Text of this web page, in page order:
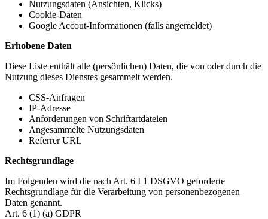
Nutzungsdaten (Ansichten, Klicks)
Cookie-Daten
Google Accout-Informationen (falls angemeldet)
Erhobene Daten
Diese Liste enthält alle (persönlichen) Daten, die von oder durch die
Nutzung dieses Dienstes gesammelt werden.
CSS-Anfragen
IP-Adresse
Anforderungen von Schriftartdateien
Angesammelte Nutzungsdaten
Referrer URL
Rechtsgrundlage
Im Folgenden wird die nach Art. 6 I 1 DSGVO geforderte
Rechtsgrundlage für die Verarbeitung von personenbezogenen
Daten genannt.
Art. 6 (1) (a) GDPR